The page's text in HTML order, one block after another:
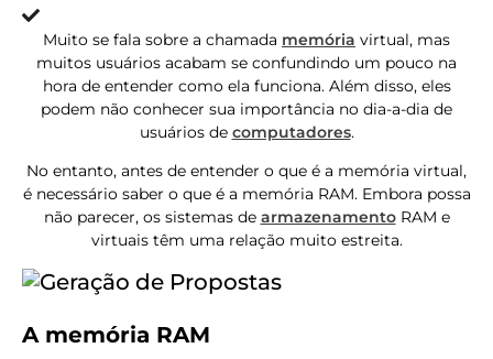
Muito se fala sobre a chamada memória virtual, mas
muitos usuários acabam se confundindo um pouco na
hora de entender como ela funciona. Além disso, eles
podem não conhecer sua importância no dia-a-dia de
usuários de computadores.
No entanto, antes de entender o que é a memória virtual,
é necessário saber o que é a memória RAM.Embora possa
não parecer, os sistemas de armazenamentoRAM e
virtuais têm uma relação muito estreita.
A memória RAM